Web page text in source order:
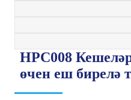
HPC008
өчен еш бирелә